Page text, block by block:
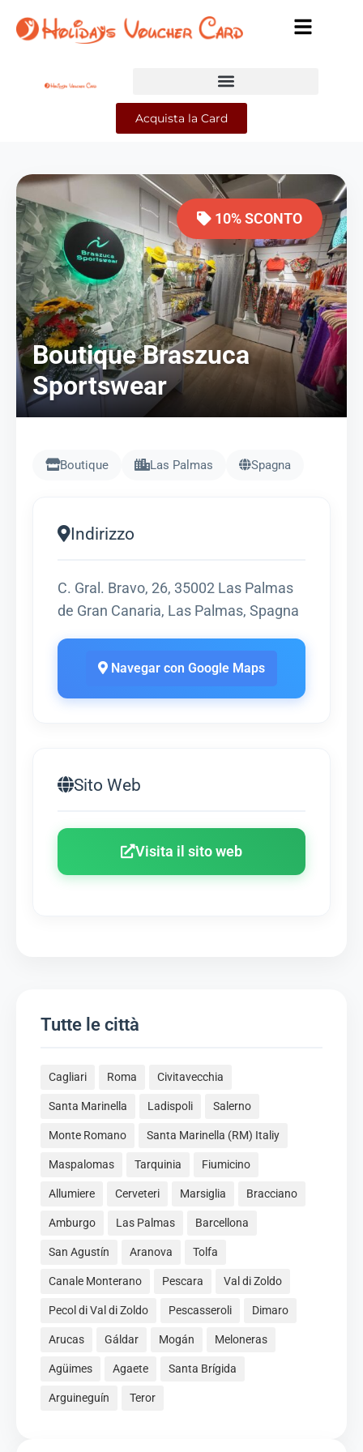
Acquista la Card
10% SCONTO
Boutique Braszuca
Sportswear
Boutique Las Palmas Spagna
Indirizzo
C. Gral. Bravo, 26, 35002 Las Palmas
de Gran Canaria, Las Palmas, Spagna
Navegar con Google Maps
Sito Web
Visita il sito web
Tutte le città
Cagliari Roma Civitavecchia
Santa Marinella Ladispoli Salerno
Monte Romano Santa Marinella (RM) Italiy
Maspalomas Tarquinia Fiumicino
Allumiere Cerveteri Marsiglia Bracciano
Amburgo Las Palmas Barcellona
San Agustín Aranova Tolfa
Canale Monterano Pescara Val di Zoldo
Pecol di Val di Zoldo Pescasseroli Dimaro
Arucas Gáldar Mogán Meloneras
Agüimes Agaete Santa Brígida
Arguineguín Teror